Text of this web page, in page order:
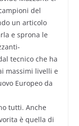
del
un articolo
e sprona le
tecnico che ha
massimi livelli e
Europeo da
tutti. Anche
è quella di